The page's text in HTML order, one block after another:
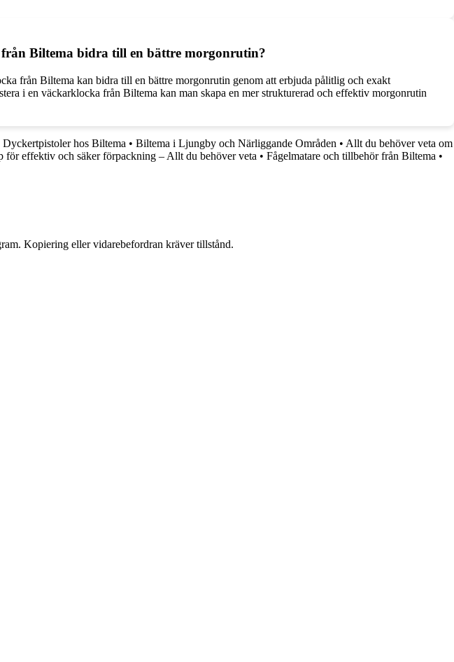
Biltema bidra till en bättre morgonrutin?
från Biltema kan bidra till en bättre morgonrutin genom att erbjuda pålitlig och exakt
i en väckarklocka från Biltema kan man skapa en mer strukturerad och effektiv morgonrutin
Dyckertpistoler hos Biltema • Biltema i Ljungby och Närliggande Områden • Allt du behöver veta om
för effektiv och säker förpackning – Allt du behöver veta • Fågelmatare och tillbehör från Biltema •
Kopiering eller vidarebefordran kräver tillstånd.